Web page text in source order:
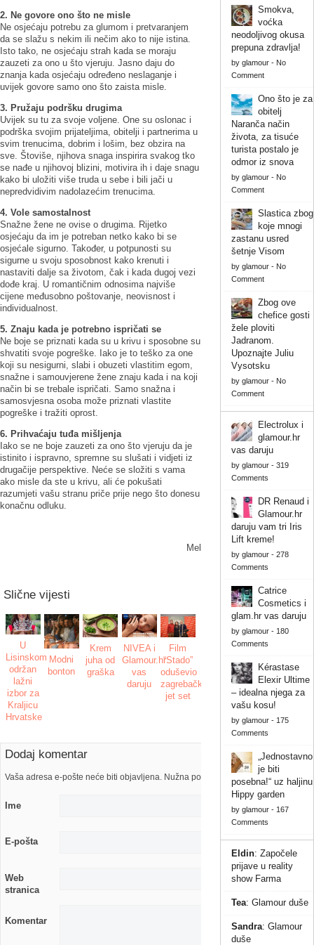
2. Ne govore ono što ne misle
Ne osjećaju potrebu za glumom i pretvaranjem
da se slažu s nekim ili nečim ako to nije istina.
Isto tako, ne osjećaju strah kada se moraju
zauzeti za ono u što vjeruju. Jasno daju do
znanja kada osjećaju određeno neslaganje i
uvijek govore samo ono što zaista misle.
3. Pružaju podršku drugima
Uvijek su tu za svoje voljene. One su oslonac i
podrška svojim prijateljima, obitelji i partnerima u
svim trenucima, dobrim i lošim, bez obzira na
sve. Štoviše, njihova snaga inspirira svakog tko
se nađe u njihovoj blizini, motivira ih i daje snagu
kako bi uložiti više truda u sebe i bili jači u
nepredvidivim nadolazećim trenucima.
4. Vole samostalnost
Snažne žene ne ovise o drugima. Rijetko
osjećaju da im je potreban netko kako bi se
osjećale sigurno. Također, u potpunosti su
sigurne u svoju sposobnost kako krenuti i
nastaviti dalje sa životom, čak i kada dugoj vezi
dođe kraj. U romantičnim odnosima najviše
cijene međusobno poštovanje, neovisnost i
individualnost.
5. Znaju kada je potrebno ispričati se
Ne boje se priznati kada su u krivu i sposobne su
shvatiti svoje pogreške. Iako je to teško za one
koji su nesigurni, slabi i obuzeti vlastitim egom,
snažne i samouvjerene žene znaju kada i na koji
način bi se trebale ispričati. Samo snažna i
samosvjesna osoba može priznati vlastite
pogreške i tražiti oprost.
6. Prihvaćaju tuđa mišljenja
Iako se ne boje zauzeti za ono što vjeruju da je
istinito i ispravno, spremne su slušati i vidjeti iz
drugačije perspektive. Neće se složiti s vama
ako misle da ste u krivu, ali će pokušati
razumjeti vašu stranu priče prije nego što donesu
konačnu odluku.
Mel
Slične vijesti
U
Lisinskom
održan
lažni
izbor za
Kraljicu
Hrvatske
Modni
bonton
Krem
juha od
graška
NIVEA i
Glamour.hr
vas
daruju
Film
“Stado”
oduševio
zagrebački
jet set
Dodaj komentar
Vaša adresa e-pošte neće biti objavljena. Nužna polja su označena s
Ime
E-pošta
Web
stranica
Komentar
Smokva,
voćka
neodoljivog okusa
prepuna zdravlja!
by glamour- No
Comment
Ono što je za
obitelj
Naranča način
života, za tisuće
turista postalo je
odmor iz snova
by glamour- No
Comment
Slastica zbog
koje mnogi
zastanu usred
šetnje Visom
by glamour- No
Comment
Zbog ove
chefice gosti
žele ploviti
Jadranom.
Upoznajte Juliu
Vysotsku
by glamour- No
Comment
Electrolux i
glamour.hr
vas daruju
by glamour- 319
Comments
DR Renaud i
Glamour.hr
daruju vam tri Iris
Lift kreme!
by glamour- 278
Comments
Catrice
Cosmetics i
glam.hr vas daruju
by glamour- 180
Comments
Kérastase
Elexir Ultime
– idealna njega za
vašu kosu!
by glamour- 175
Comments
„Jednostavno
je biti
posebna!“ uz haljinu
Hippy garden
by glamour- 167
Comments
Eldin: Započele
prijave u reality
show Farma
Tea: Glamour duše
Sandra: Glamour
duše